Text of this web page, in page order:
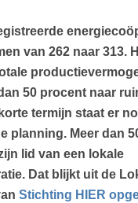
van 262 naar 313.
50 procent naar
termijn staat er
planning. Meer dan
lid van een lokale
Dat blijkt uit de
Stichting HIER